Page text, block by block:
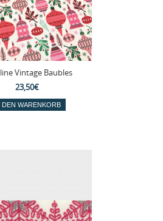
Vintage Baubles
23,50€